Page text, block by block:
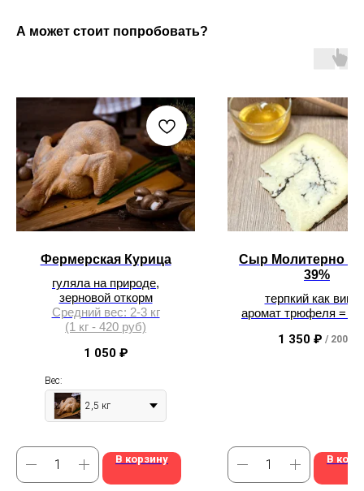
А может стоит попробовать?
Фермерская Курица
гуляла на природе,
зерновой откорм
Средний вес: 2-3 кг
(1 кг - 420 руб)
1 050 ₽
Вес:
2,5 кг
В корзину
Сыр Молитерно
39%
терпкий как вино
аромат трюфеля =
1 350 ₽ / 200 g
В